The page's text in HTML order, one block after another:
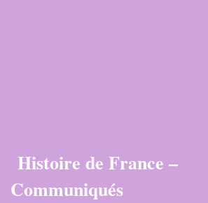
Histoire de France –
Communiqués